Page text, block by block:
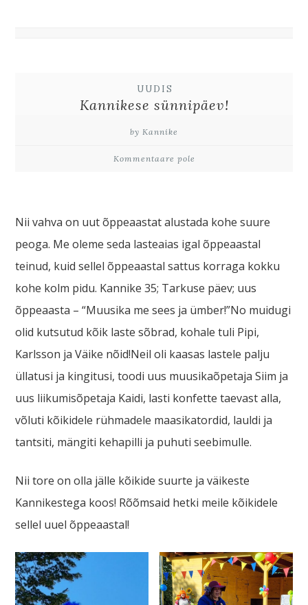
UUDIS
Kannikese sünnipäev!
by Kannike
Kommentaare pole
Nii vahva on uut õppeaastat alustada kohe suure
peoga. Me oleme seda lasteaias igal õppeaastal
teinud, kuid sellel õppeaastal sattus korraga kokku
kohe kolm pidu. Kannike 35; Tarkuse päev; uus
õppeaasta – “Muusika me sees ja ümber!”No muidugi
olid kutsutud kõik laste sõbrad, kohale tuli Pipi,
Karlsson ja Väike nõid!Neil oli kaasas lastele palju
üllatusi ja kingitusi, toodi uus muusikaõpetaja Siim ja
uus liikumisõpetaja Kaidi, lasti konfette taevast alla,
võluti kõikidele rühmadele maasikatordid, lauldi ja
tantsiti, mängiti kehapilli ja puhuti seebimulle.
Nii tore on olla jälle kõikide suurte ja väikeste
Kannikestega koos! Rõõmsaid hetki meile kõikidele
sellel uuel õppeaastal!